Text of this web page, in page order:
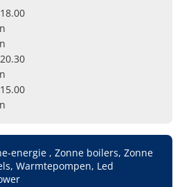
energie , Zonne boilers, Zonne
Warmtepompen, Led